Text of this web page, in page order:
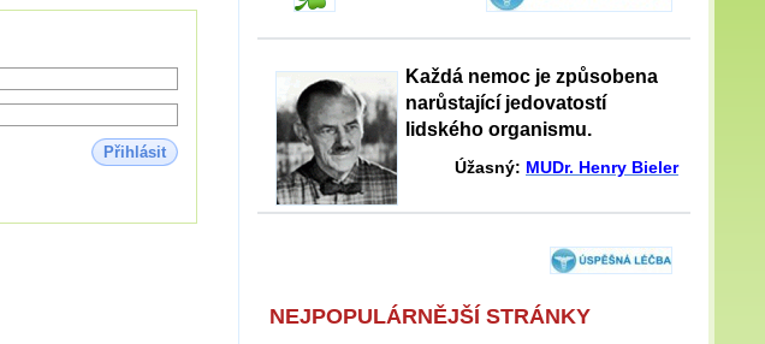
Přihlásit
Každá nemoc je způsobena
narůstající jedovatostí
lidského organismu.
Úžasný: MUDr. Henry Bieler
NEJPOPULÁRNĚJŠÍ STRÁNKY